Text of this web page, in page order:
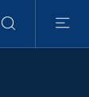
Suche
Menu